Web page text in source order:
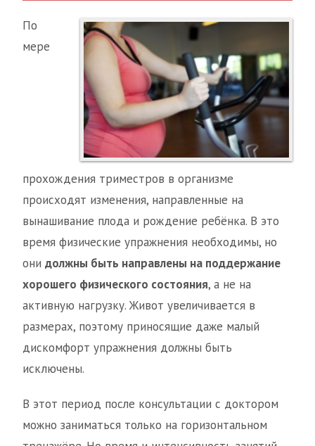
По
мере
прохождения триместров в организме
происходят изменения, направленные на
вынашивание плода и рождение ребёнка. В это
время физические упражнения необходимы, но
они должны быть направлены на поддержание
хорошего физического состояния, а не на
активную нагрузку. Живот увеличивается в
размерах, поэтому приносящие даже малый
дискомфорт упражнения должны быть
исключены.
В этот период после консультации с доктором
можно заниматься только на горизонтальном